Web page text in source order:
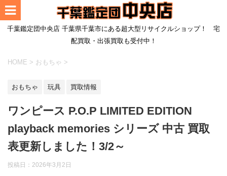
千葉鑑定団中央店 千葉県千葉市にある超大型リサイクルショップ！ 宅
配買取・出張買取も受付中！
HOME > おもちゃ >
おもちゃ 玩具 買取情報
ワンピース P.O.P LIMITED EDITION
playback memories シリーズ 中古 買取
表更新しました！3/2～
投稿日： 2026年3月2日